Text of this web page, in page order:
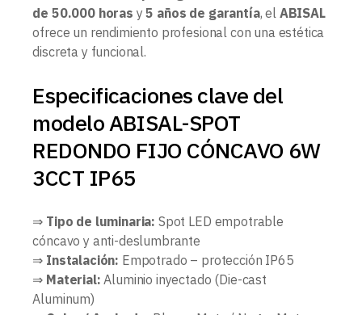
de 50.000 horas y5 años de garantía, el ABISAL
ofrece un rendimiento profesional con una estética
discreta y funcional.
Especificaciones clave del
modelo ABISAL-SPOT
REDONDO FIJO CÓNCAVO 6W
3CCT IP65
⇒ Tipo de luminaria: Spot LED empotrable
cóncavo y anti-deslumbrante
⇒ Instalación: Empotrado – protección IP65
⇒ Material: Aluminio inyectado (Die-cast
Aluminum)